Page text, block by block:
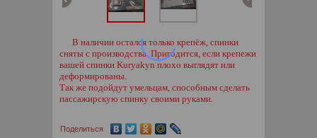
В наличии остался только крепёж, спинки
сняты с производства. Пригодится, если крепежи
вашей спинки Kuryakyn плохо выглядят или
деформированы.
Так же подойдут умельцам, способным сделать
пассажирскую спинку своими руками.
Поделиться